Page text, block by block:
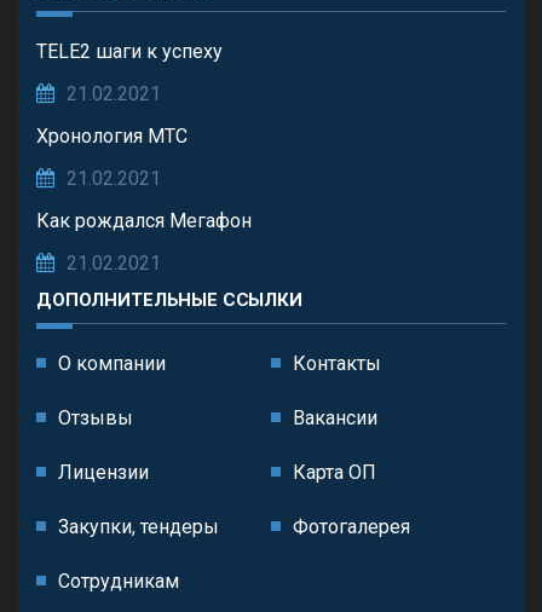
TELE2 шаги к успеху
21.02.2021
Хронология МТС
21.02.2021
Как рождался Мегафон
21.02.2021
ДОПОЛНИТЕЛЬНЫЕ ССЫЛКИ
О компании Контакты
Отзывы Вакансии
Лицензии Карта ОП
Закупки, тендеры Фотогалерея
Сотрудникам